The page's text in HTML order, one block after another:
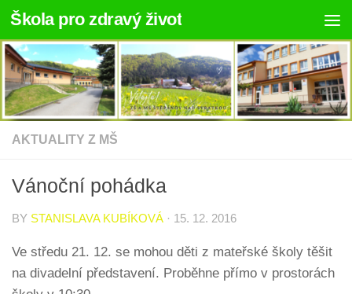
Skip to content
Škola pro zdravý život
AKTUALITY Z MŠ
Vánoční pohádka
BY STANISLAVA KUBÍKOVÁ · 15. 12. 2016
Ve středu 21. 12. se mohou děti z mateřské školy těšit
na divadelní představení. Proběhne přímo v prostorách